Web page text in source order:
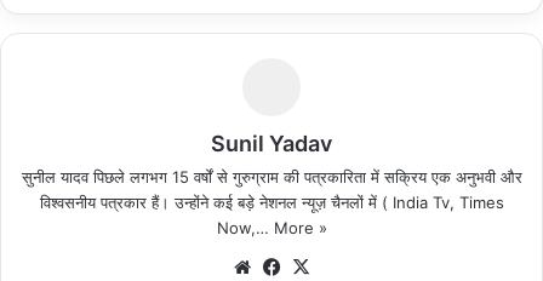
Sunil Yadav
सुनील यादव पिछले लगभग 15 वर्षों से गुरुग्राम की पत्रकारिता में सक्रिय एक अनुभवी और
विश्वसनीय पत्रकार हैं। उन्होंने कई बड़े नेशनल न्यूज़ चैनलों में ( India Tv, Times
Now,… More »
We Fa